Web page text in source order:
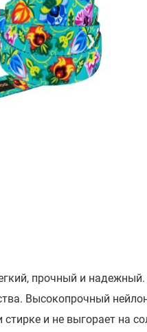
❯
прочный и
Высокопрочный
стирке и не выгорает на